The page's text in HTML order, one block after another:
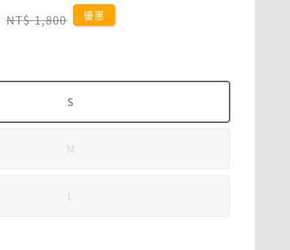
Regular
NT$ 1,800 優惠
S
M
L